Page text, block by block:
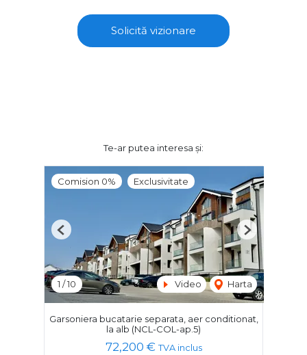
Solicită vizionare
Te-ar putea interesa și:
Comision 0% Exclusivitate
1 /10 Video Harta
Previous Next
Garsoniera bucatarie separata, aer conditionat,
la alb (NCL-COL-ap.5)
72,200 € TVA inclus